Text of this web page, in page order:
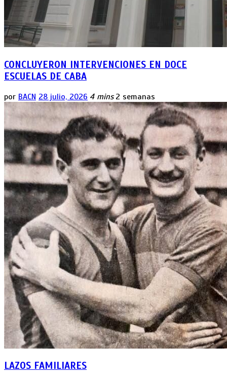
CONCLUYERON INTERVENCIONES EN DOCE
ESCUELAS DE CABA
por BACN 28 julio, 2026 4 mins 2 semanas
LAZOS FAMILIARES